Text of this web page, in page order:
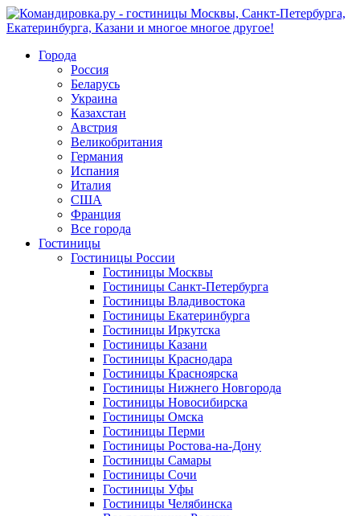
Города
Россия
Беларусь
Украина
Казахстан
Австрия
Великобритания
Германия
Испания
Италия
США
Франция
Все города
Гостиницы
Гостиницы России
Гостиницы Mосквы
Гостиницы Санкт-Петербурга
Гостиницы Владивостока
Гостиницы Екатеринбурга
Гостиницы Иркутска
Гостиницы Казани
Гостиницы Краснодара
Гостиницы Красноярска
Гостиницы Нижнего Новгорода
Гостиницы Новосибирска
Гостиницы Омска
Гостиницы Перми
Гостиницы Ростова-на-Дону
Гостиницы Самары
Гостиницы Сочи
Гостиницы Уфы
Гостиницы Челябинска